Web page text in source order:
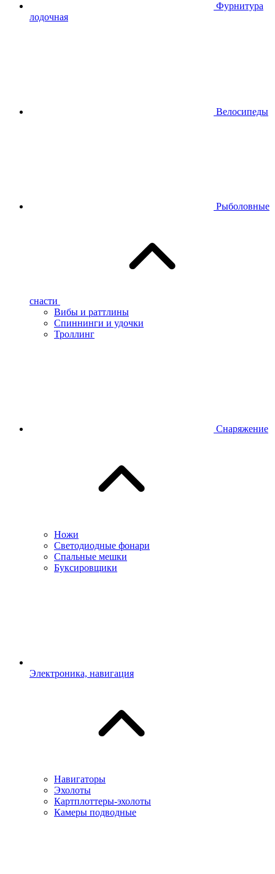
Фурнитура
лодочная
Велосипеды
Рыболовные
снасти
Вибы и раттлины
Спиннинги и удочки
Троллинг
Снаряжение
Ножи
Светодиодные фонари
Спальные мешки
Буксировщики
Электроника, навигация
Навигаторы
Эхолоты
Картплоттеры-эхолоты
Камеры подводные